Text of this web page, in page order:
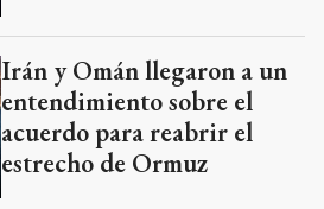
Irán y Omán llegaron a un
entendimiento sobre el
acuerdo para reabrir el
estrecho de Ormuz